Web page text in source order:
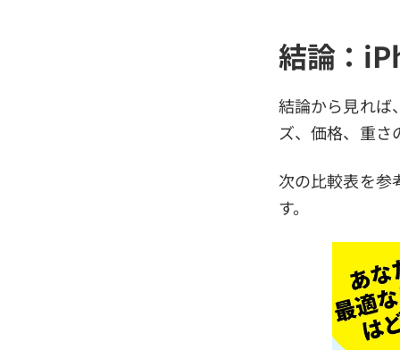
結論：
結論から見れば
ズ、価格、重さ
次の比較表を参
す。